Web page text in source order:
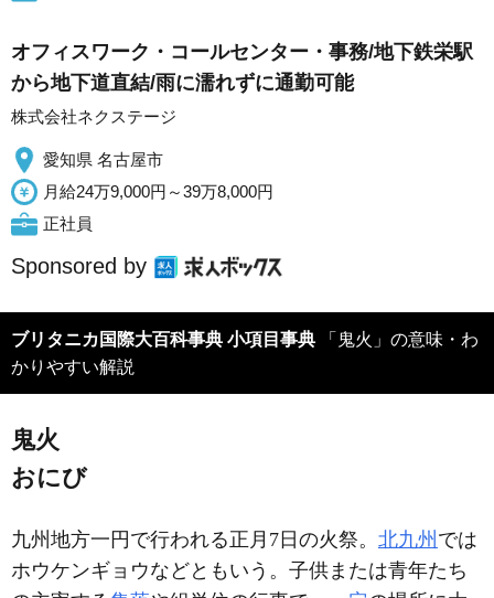
オフィスワーク・コールセンター・事務/地下鉄栄駅
から地下道直結/雨に濡れずに通勤可能
株式会社ネクステージ
愛知県 名古屋市
月給24万9,000円～39万8,000円
正社員
Sponsored by
ブリタニカ国際大百科事典 小項目事典
かりやすい解説
鬼火
おにび
九州地方一円で行われる正月7日の火祭。 北九州 では
ホウケンギョウなどともいう。子供または青年たち